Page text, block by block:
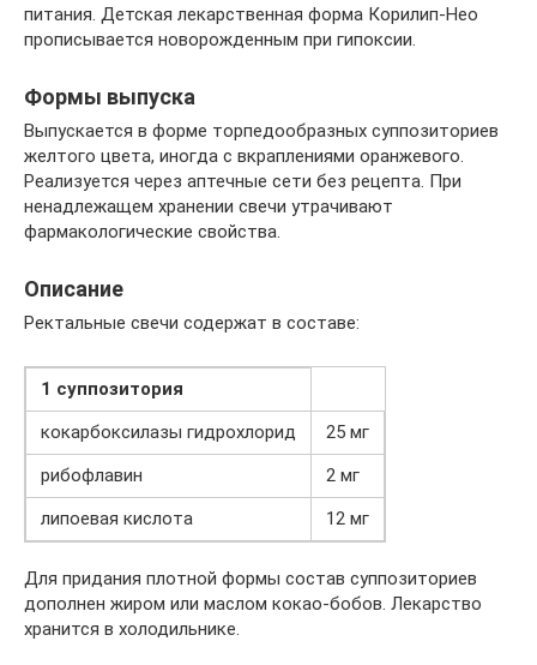
питания. Детская лекарственная форма Корилип-Нео
прописывается новорожденным при гипоксии.
Формы выпуска
Выпускается в форме торпедообразных суппозиториев
желтого цвета, иногда с вкраплениями оранжевого.
Реализуется через аптечные сети без рецепта. При
ненадлежащем хранении свечи утрачивают
фармакологические свойства.
Описание
Ректальные свечи содержат в составе:
1 суппозитория
кокарбоксилазы гидрохлорид
25 мг
рибофлавин
2 мг
липоевая кислота
12 мг
Для придания плотной формы состав суппозиториев
дополнен жиром или маслом кокао-бобов. Лекарство
хранится в холодильнике.